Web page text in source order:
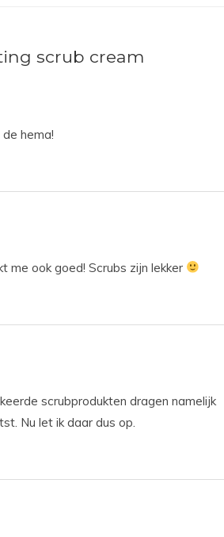
scrub cream
hema!
me ook goed! Scrubs zijn lekker
scrubprodukten dragen namelijk
Nu let ik daar dus op.